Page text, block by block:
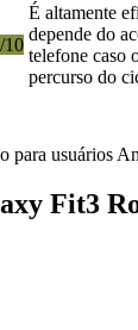
10
É altamente
depende do
telefone caso
percurso do
para usuários
Fit3